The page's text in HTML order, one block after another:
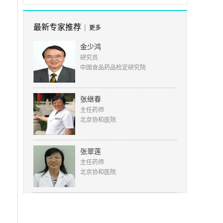
最新专家推荐 | 更多
金少鸿
研究员
中国食品药品检定研究院
张继春
主任药师
北京协和医院
张翠莲
主任药师
北京协和医院